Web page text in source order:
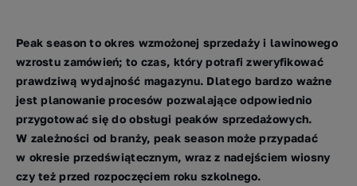
Peak season to okres wzmożonej sprzedaży i lawinowego
wzrostu zamówień; to czas, który potrafi zweryfikować
prawdziwą wydajność magazynu. Dlatego bardzo ważne
jest planowanie procesów pozwalające odpowiednio
przygotować się do obsługi peaków sprzedażowych.
W zależności od branży, peak season może przypadać
w okresie przedświątecznym, wraz z nadejściem wiosny
czy też przed rozpoczęciem roku szkolnego.